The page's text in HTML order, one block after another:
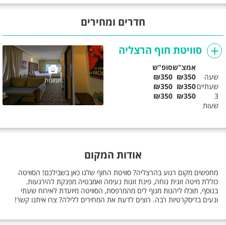
חדרים ומחירים
סוויטת חוף הרצליה
תמונות
אמצ"שסופ"ש
שעה
₪350
₪350
שעתיים₪350
₪350
3
שעות
₪350
₪350
אודות המקום
מחפשים מקום רגוע בהרצליה? סוויטת החוף שלנו כאן בשבילכם! הסוויטה
כוללת מיטה זוגית נוחה, פינת זוגות נעימה ואמבטיה מפנקת להירגעות.
בנוסף, תוכלו ליהנות מנוף לים מהמרפסת, הסוויטה מיועדת לאירוח שעתי
ונעים בדיסקרטיות רבה. רוצים לדעת את המחירים ללילה? צרו איתנו קשר!